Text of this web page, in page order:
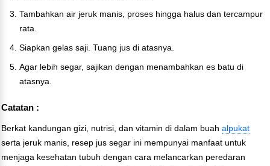
Tambahkan air jeruk manis, proses hingga halus dan tercampur
rata.
Siapkan gelas saji. Tuang jus di atasnya.
Agar lebih segar, sajikan dengan menambahkan es batu di
atasnya.
Catatan :
Berkat kandungan gizi, nutrisi, dan vitamin di dalam buah alpukat
serta jeruk manis, resep jus segar ini mempunyai manfaat untuk
menjaga kesehatan tubuh dengan cara melancarkan peredaran